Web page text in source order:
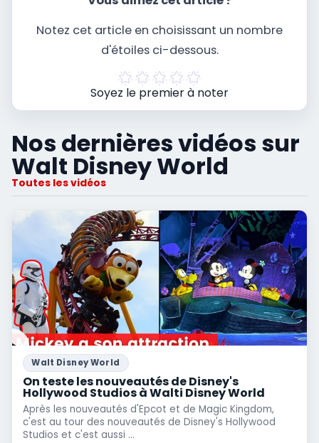
Notez cet article en choisissant un nombre
d'étoiles ci-dessous.
Soyez le premier à noter
Nos dernières vidéos sur
Walt Disney World
Toutes les vidéos
Walt Disney World
On teste les nouveautés de Disney's
Hollywood Studios à Walti Disney World
Après les nouveautés d'Epcot et de Magic Kingdom,
c'est au tour des nouveautés de Disney's Hollywood
Studios et c'est aussi ...